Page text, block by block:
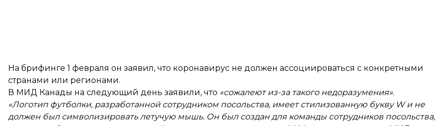
На брифинге 1 февраля он заявил, что коронавирус не должен ассоциироваться с конкретными
странами или регионами.
В МИД Канады на следующий день заявили, что «сожалеют из-за такого недоразумения».
«Логотип футболки, разработанной сотрудником посольства, имеет стилизованную букву W и не
должен был символизировать летучую мышь. Он был создан для команды сотрудников посольства,